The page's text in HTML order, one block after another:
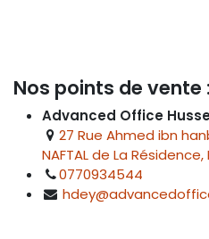
Nos points de vente :
Advanced Office
27 Rue Ahmed ibn
NAFTAL de La
0770934544